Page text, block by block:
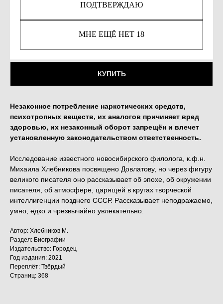
ПОДТВЕРЖДАЮ
МНЕ ЕЩЁ НЕТ 18
ХЛЕБНИКОВ М. СОЮЗ И ДОВЛАТОВ
КУПИТЬ
Незаконное потребление наркотических средств,
психотропных веществ, их аналогов причиняет вред
здоровью, их незаконный оборот запрещён и влечет
установленную законодательством ответственность.
Исследование известного новосибирского филолога, к.ф.н.
Михаила Хлебникова посвящено Довлатову, но через фигуру
великого писателя оно рассказывает об эпохе, об окружении
писателя, об атмосфере, царящей в кругах творческой
интеллигенции позднего СССР. Рассказывает неподражаемо,
умно, едко и чрезвычайно увлекательно.
Автор: Хлебников М.
Раздел: Биографии
Издательство: Городец
Год издания: 2021
Переплёт: Твёрдый
Страниц: 368